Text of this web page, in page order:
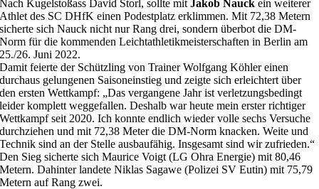
Nach Kugelstoßass David Storl, sollte mitJakob Nauck ein weiterer
Athlet des SC DHfK einen Podestplatz erklimmen. Mit 72,38 Metern
sicherte sich Nauck nicht nur Rang drei, sondern überbot die DM-
Norm für die kommenden Leichtathletikmeisterschaften in Berlin am
25./26. Juni 2022.
Damit feierte der Schützling von Trainer Wolfgang Köhler einen
durchaus gelungenen Saisoneinstieg und zeigte sich erleichtert über
den ersten Wettkampf: „Das vergangene Jahr ist verletzungsbedingt
leider komplett weggefallen. Deshalb war heute mein erster richtiger
Wettkampf seit 2020. Ich konnte endlich wieder volle sechs Versuche
durchziehen und mit 72,38 Meter die DM-Norm knacken. Weite und
Technik sind an der Stelle ausbaufähig. Insgesamt sind wir zufrieden.“
Den Sieg sicherte sich Maurice Voigt (LG Ohra Energie) mit 80,46
Metern. Dahinter landete Niklas Sagawe (Polizei SV Eutin) mit 75,79
Metern auf Rang zwei.